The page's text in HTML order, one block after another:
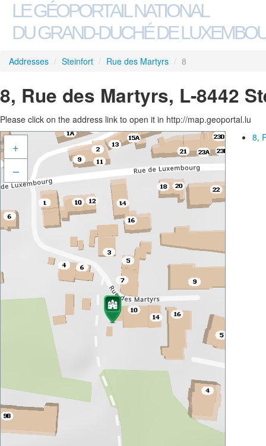
LE GÉOPORTAIL NATIONAL
DU GRAND-DUCHÉ DE
Addresses / Steinfort / Rue des Martyrs / 8
8, Rue des Martyrs, L-8442
Please click on the address link to open it in http://map.geoportal.lu
+
–
8,